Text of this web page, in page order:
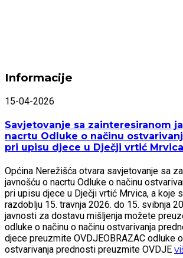
Informacije
15-04-2026
Savjetovanje sa zainteresiranom
nacrtu Odluke o načinu
pri upisu djece u Dječji vrtić Mrvica
Općina Nerežišća otvara savjetovanje sa
javnošću o nacrtu Odluke o načinu
pri upisu djece u Dječji vrtić Mrvica, a koje
razdoblju 15. travnja 2026. do 15. svibnja
javnosti za dostavu mišljenja možete
odluke o načinu o načinu ostvarivanja
djece preuzmite OVDJEOBRAZAC odluke
ostvarivanja prednosti preuzmite OVDJE